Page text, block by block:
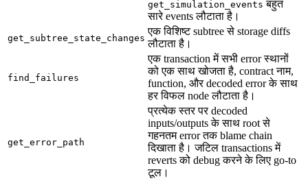
get_simulation_events बहुत
सारे events लौटाता है।
get_subtree_state_changes
एक विशिष्ट subtree से storage diffs
लौटाता है।
find_failures
एक transaction में सभी error स्थानों
को एक साथ खोजता है, contract नाम,
function, और decoded error के साथ
हर विफल node लौटाता है।
get_error_path
प्रत्येक स्तर पर decoded
inputs/outputs के साथ root से
गहनतम error तक blame chain
दिखाता है। जटिल transactions में
reverts को debug करने के लिए go-to
टूल।